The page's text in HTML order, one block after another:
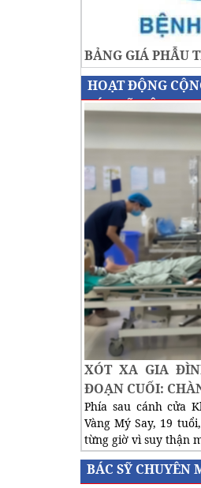
BẢNG GIÁ PHẪU
HOẠT ĐỘNG
TÁC XÃ HỘI
XÓT XA GIA
ĐOẠN CUỐI:
Phía sau cánh cửa
Vàng Mý Say, 19
từng giờ vì suy thận
BÁC SỸ CHUYÊN